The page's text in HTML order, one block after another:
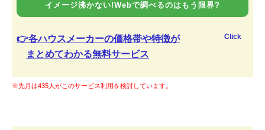
イメージ沸かない!Webで調べるのはもう限界?
👉各ハウスメーカーの価格帯や特徴が
まとめてわかる無料サービス
Click
※先月は435人がこのサービス利用を検討しています。